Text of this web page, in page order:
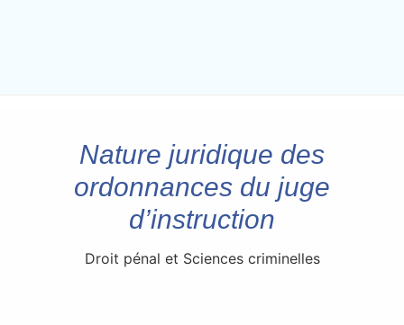
Nature juridique des
ordonnances du juge
d’instruction
Droit pénal et Sciences criminelles